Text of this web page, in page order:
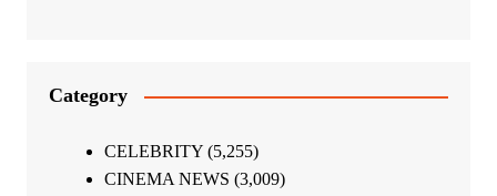
Category
CELEBRITY(5,255)
CINEMA NEWS (3,009)